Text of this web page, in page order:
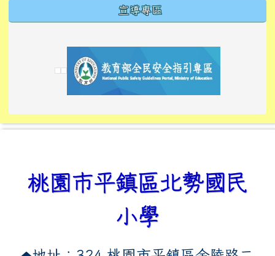
宣導專區
link to https://
link to https://10000.gov.tw/
link to https://
link to https://10000.gov.tw/
link to https://
link to https://
link to https://i.win.org.tw/
link to https://
link to https://
link to https://
link to https://
桃園市平鎮區北勢國民
小學